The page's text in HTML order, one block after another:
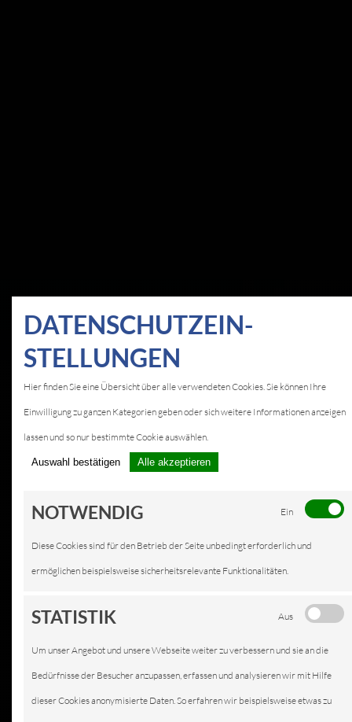
DATEN­SCHUTZ­EIN­
STELLUNGEN
Hier finden Sie eine Übersicht über alle verwendeten Cookies. Sie können Ihre
Einwilligung zu ganzen Kategorien geben oder sich weitere Informationen anzeigen
lassen und so nur bestimmte Cookie auswählen.
Auswahl bestätigen Alle akzeptieren
NOTWENDIG Ein
Diese Cookies sind für den Betrieb der Seite unbedingt erforderlich und
ermöglichen beispielsweise sicherheitsrelevante Funktionalitäten.
STATISTIK Aus
Um unser Angebot und unsere Webseite weiter zu verbessern und sie an die
Bedürfnisse der Besucher anzupassen, erfassen und analysieren wir mit Hilfe
dieser Cookies anonymisierte Daten. So erfahren wir beispielsweise etwas zu